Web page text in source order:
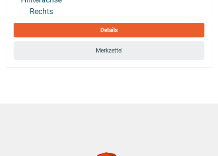
Details
Merkzettel